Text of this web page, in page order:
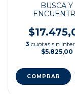
BUSCA Y
GRANJA
3 cuotas sin
$5.825,00